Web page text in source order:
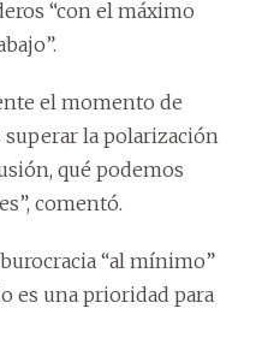
“con el máximo
el momento de
la polarización
qué podemos
comentó.
“al mínimo”
es una prioridad para